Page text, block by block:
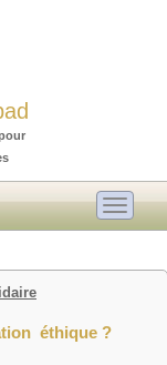
Toggle
éthique ?